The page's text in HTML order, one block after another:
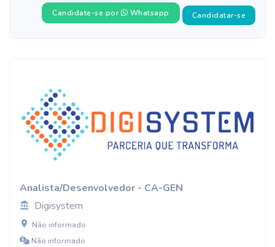
Candidate-se por Whatsapp Candidatar-se
Analista/Desenvolvedor - CA-GEN
Digisystem
Não informado
Não informado